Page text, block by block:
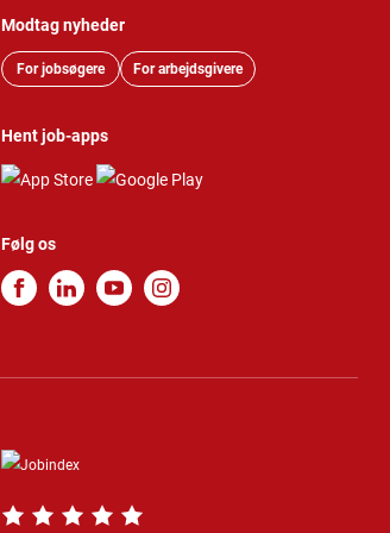
Modtag nyheder
For jobsøgere For arbejdsgivere
Hent job-apps
Følg os